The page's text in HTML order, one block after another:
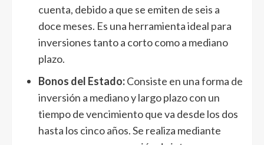
cuenta, debido a que se emiten de seis a
doce meses. Es una herramienta ideal para
inversiones tanto a corto como a mediano
plazo.
Bonos del Estado:Consiste en una forma de
inversión a mediano y largo plazo con un
tiempo de vencimiento que va desde los dos
hasta los cinco años. Se realiza mediante